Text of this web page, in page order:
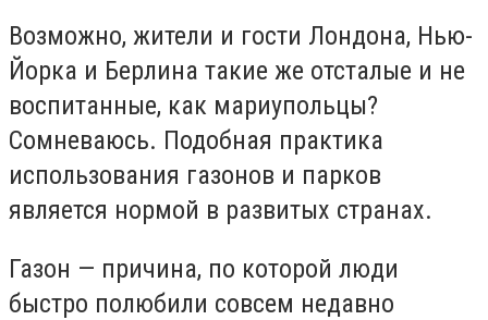
Возможно, жители и гости Лондона, Нью-
Йорка и Берлина такие же отсталые и не
воспитанные, как мариупольцы?
Сомневаюсь. Подобная практика
использования газонов и парков
является нормой в развитых странах.
Газон — причина, по которой люди
быстро полюбили совсем недавно